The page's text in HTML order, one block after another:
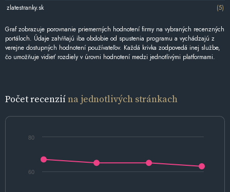
zlatestranky.sk (5)
Graf zobrazuje porovnanie priemerných hodnotení firmy na vybraných recenzných
portáloch. Údaje zahŕňajú iba obdobie od spustenia programu a vychádzajú z
verejne dostupných hodnotení používateľov. Každá krivka zodpovedá inej službe,
čo umožňuje vidieť rozdiely v úrovni hodnotení medzi jednotlivými platformami.
Počet recenziína jednotlivých stránkach
60
80